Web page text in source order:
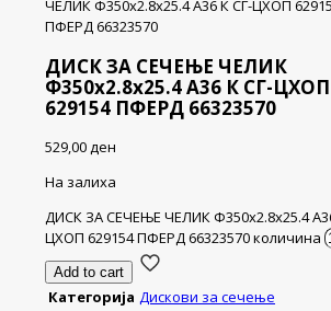
ЧЕЛИК Ф350х2.8х25.4 А36 К СГ-ЦХОП
ПФЕРД 66323570
ДИСК ЗА СЕЧЕЊЕ ЧЕЛИК
Ф350х2.8х25.4 А36 К СГ-ЦХОП
629154 ПФЕРД 66323570
529,00ден
На залиха
ДИСК ЗА СЕЧЕЊЕ ЧЕЛИК Ф350х2.8х25.4
ЦХОП 629154 ПФЕРД 66323570 количина
Add to cart
Категорија Дискови за сечење